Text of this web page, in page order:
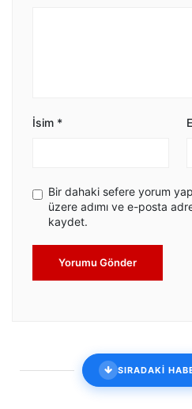
İsim *
Bir dahaki sefere yorum
üzere adımı ve e-posta
kaydet.
Yorumu Gönder
SIRADAKİ